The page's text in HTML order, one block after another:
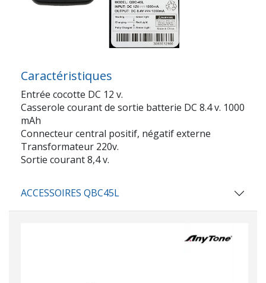
Caractéristiques
Entrée cocotte DC 12 v.
Casserole courant de sortie batterie DC 8.4 v. 1000
mAh
Connecteur central positif, négatif externe
Transformateur 220v.
Sortie courant 8,4 v.
ACCESSOIRES QBC45L